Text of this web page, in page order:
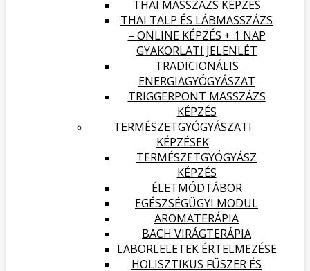
THAI MASSZÁZS KÉPZÉS
THAI TALP ÉS LÁBMASSZÁZS
– ONLINE KÉPZÉS + 1 NAP
GYAKORLATI JELENLÉT
TRADICIONÁLIS
ENERGIAGYÓGYÁSZAT
TRIGGERPONT MASSZÁZS
KÉPZÉS
TERMÉSZETGYÓGYÁSZATI
KÉPZÉSEK
TERMÉSZETGYÓGYÁSZ
KÉPZÉS
ÉLETMÓDTÁBOR
EGÉSZSÉGÜGYI MODUL
AROMATERÁPIA
BACH VIRÁGTERÁPIA
LABORLELETEK ÉRTELMEZÉSE
HOLISZTIKUS FŰSZER ÉS